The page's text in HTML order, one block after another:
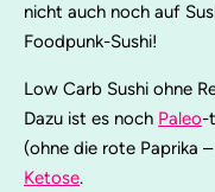
nicht auch noch auf
Foodpunk-Sushi!
Low Carb Sushi ohne
Dazu ist es noch Paleo-
(ohne die rote Paprika
Ketose.